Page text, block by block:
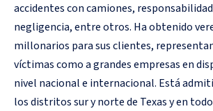
accidentes con camiones,
negligencia, entre otros. Ha obtenido
millonarios para sus clientes,
víctimas como a grandes empresas en
nivel nacional e internacional. Está
los distritos sur y norte de Texas y en